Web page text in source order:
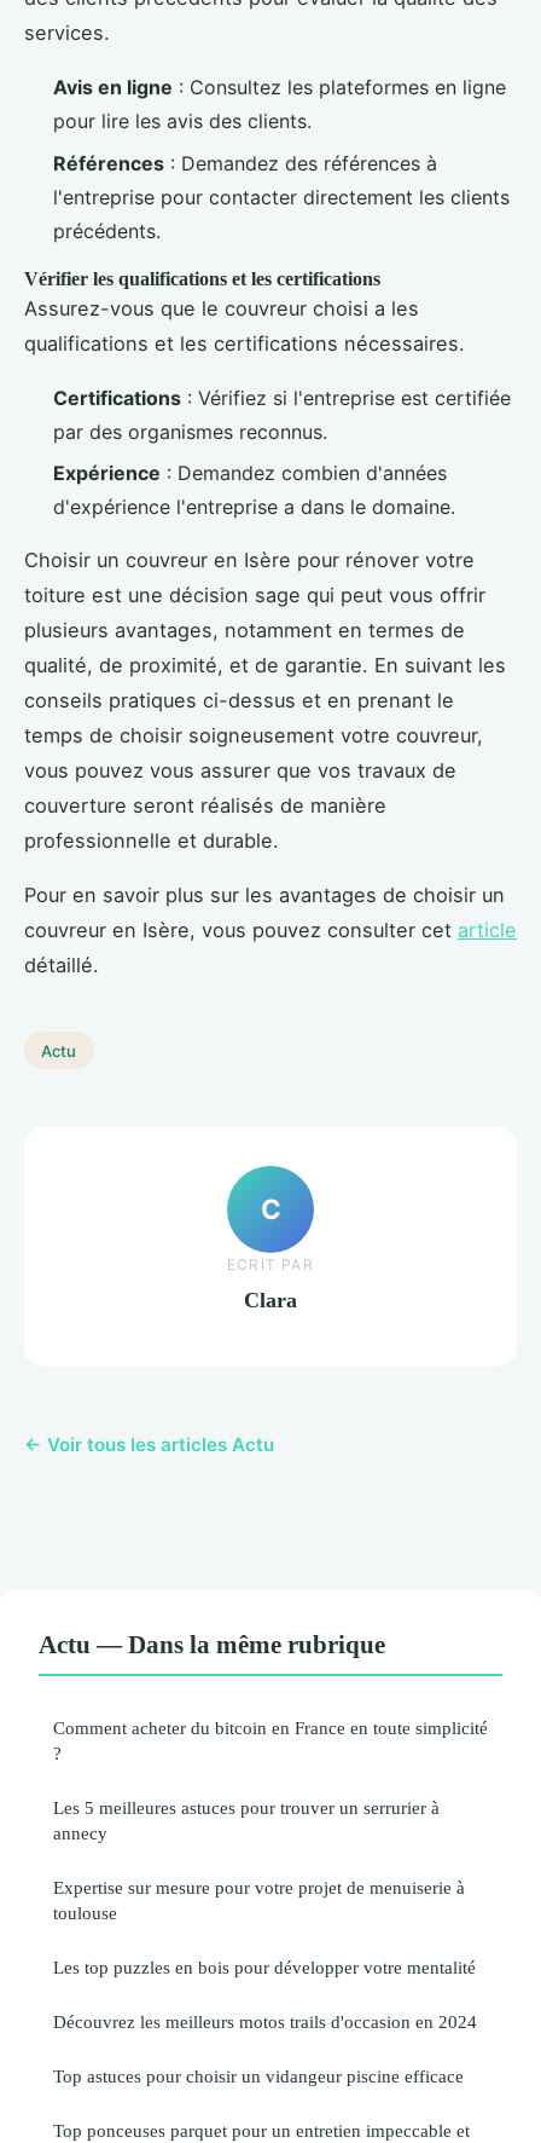
services.
Avis en ligne : Consultez les plateformes en ligne
pour lire les avis des clients.
Références : Demandez des références à
l'entreprise pour contacter directement les clients
précédents.
Vérifier les qualifications et les certifications
Assurez-vous que le couvreur choisi a les
qualifications et les certifications nécessaires.
Certifications : Vérifiez si l'entreprise est certifiée
par des organismes reconnus.
Expérience : Demandez combien d'années
d'expérience l'entreprise a dans le domaine.
Choisir un couvreur en Isère pour rénover votre
toiture est une décision sage qui peut vous offrir
plusieurs avantages, notamment en termes de
qualité, de proximité, et de garantie. En suivant les
conseils pratiques ci-dessus et en prenant le
temps de choisir soigneusement votre couvreur,
vous pouvez vous assurer que vos travaux de
couverture seront réalisés de manière
professionnelle et durable.
Pour en savoir plus sur les avantages de choisir un
couvreur en Isère, vous pouvez consulter cet article
détaillé.
Actu
C
ECRIT PAR
Clara
← Voir tous les articles Actu
Actu — Dans la même rubrique
Comment acheter du bitcoin en France en toute simplicité
?
Les 5 meilleures astuces pour trouver un serrurier à
annecy
Expertise sur mesure pour votre projet de menuiserie à
toulouse
Les top puzzles en bois pour développer votre mentalité
Découvrez les meilleurs motos trails d'occasion en 2024
Top astuces pour choisir un vidangeur piscine efficace
Top ponceuses parquet pour un entretien impeccable et